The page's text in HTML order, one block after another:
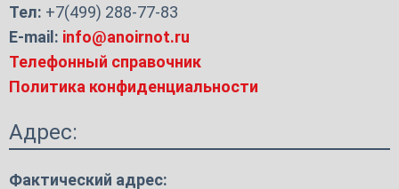
Тел: +7(499) 288-77-83
E-mail: info@anoirnot.ru
Телефонный справочник
Политика конфиденциальности
Адрес:
Фактический адрес: